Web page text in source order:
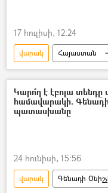
17 հուլիսի, 12:24
վարակ Հայաստան
հիվանդանոց
Կարո՞ղ է էբոլա տենդը
համավարակի. Գենադի
պատասխանը
24 հունիսի, 15:56
վարակ Գենադի